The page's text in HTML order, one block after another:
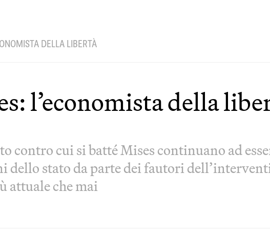
DELLA LIBERTÀ
l’economista della
contro cui si batté Mises continuano ad
stato da parte dei fautori
attuale che mai